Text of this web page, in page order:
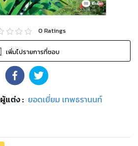
0 Ratings
เพิ่มไปรายการที่ชอบ
ผู้แต่ง : ยอดเยี่ยม เทพธรานนท์